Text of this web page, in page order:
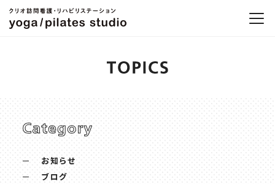
お知らせ
ブログ